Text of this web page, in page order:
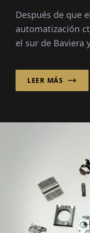
Después de que
automatización
el sur de Baviera
inteligente para
LEER MÁS